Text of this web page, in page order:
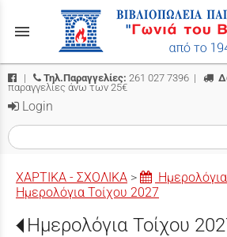
menu
| Τηλ.Παραγγελίες: 261 027 7396 |
παραγγελίες άνω των 25€
Login
ΧΑΡΤΙΚΑ - ΣΧΟΛΙΚΑ >
Ημερολόγια Τοίχου 2027
Ημερολόγια Τοίχου